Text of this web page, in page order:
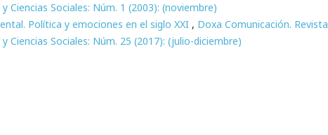
Ciencias Sociales: Núm. 1 (2003): (noviembre)
Política y emociones en el siglo XXI , Doxa Comunicación. Revista
Ciencias Sociales: Núm. 25 (2017): (julio-diciembre)